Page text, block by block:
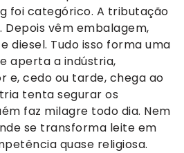
foi categórico. A tributação
vêm embalagem,
diesel. Tudo isso forma uma
aperta a indústria,
e, cedo ou tarde, chega ao
tenta segurar os
faz milagre todo dia. Nem
se transforma leite em
quase religiosa.